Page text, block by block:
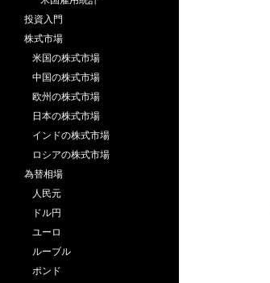
投資入門
株式市場
米国の株式市場
中国の株式市場
欧州の株式市場
日本の株式市場
インドの株式市場
ロシアの株式市場
為替相場
人民元
ドル円
ユーロ
ルーブル
ポンド